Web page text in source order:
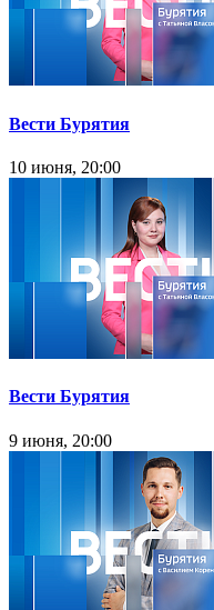
Вести Бурятия
10 июня, 20:00
Вести Бурятия
9 июня, 20:00